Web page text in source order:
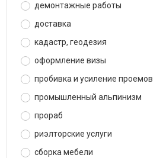
демонтажные работы
доставка
кадастр, геодезия
оформление визы
пробивка и усиление проемов
промышленный альпинизм
прораб
риэлторские услуги
сборка мебели